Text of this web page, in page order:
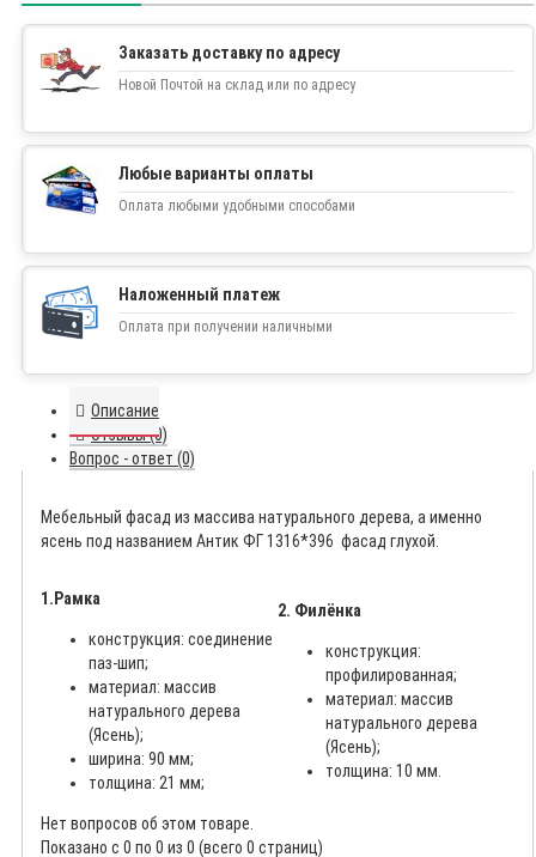
Заказать доставку по адресу
Новой Почтой на склад или по адресу
Любые варианты оплаты
Оплата любыми удобными способами
Наложенный платеж
Оплата при получении наличными
Описание
Отзывы (0)
Вопрос - ответ (0)
Мебельный фасад из массива натурального дерева, а именно
ясень под названием Антик ФГ 1316*396 фасад глухой.
1.Рамка
конструкция: соединение
паз-шип;
материал: массив
натурального дерева
(Ясень);
ширина: 90 мм;
толщина: 21 мм;
2. Филёнка
конструкция:
профилированная;
материал: массив
натурального дерева
(Ясень);
толщина: 10 мм.
Нет вопросов об этом товаре.
Показано с 0 по 0 из 0 (всего 0 страниц)